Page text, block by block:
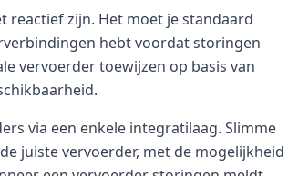
reactief zijn. Het moet je standaard
hebt voordat storingen
vervoerder toewijzen op basis van
via een enkele integratilaag. Slimme
juiste vervoerder, met de mogelijkheid